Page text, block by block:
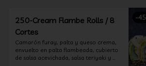
-45
250-Cream Flambe Rolls / 8
Cortes
Camarón furay, palta y queso crema,
envuelto en palta flambeada, cubierto
de salsa acevichada, salsa teriyaki y